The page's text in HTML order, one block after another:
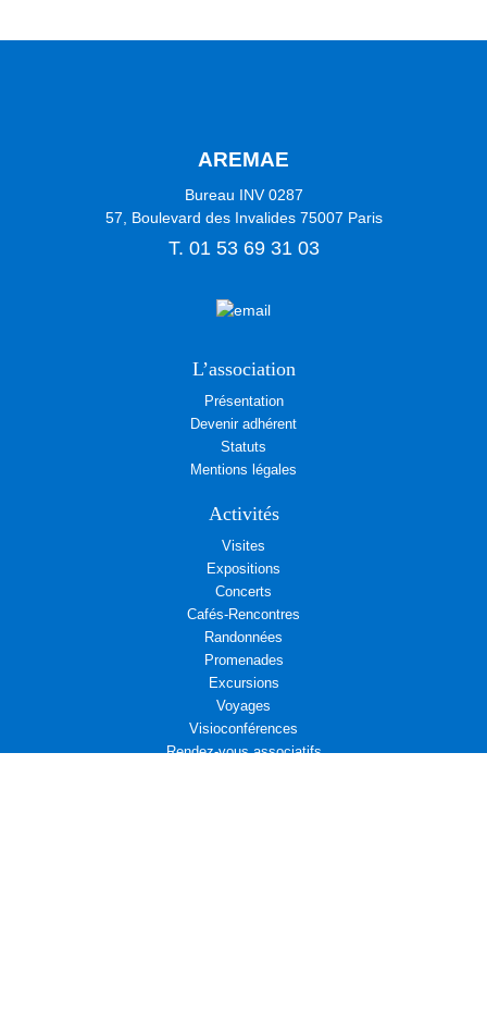
AREMAE
Bureau INV 0287
57, Boulevard des Invalides 75007 Paris
T. 01 53 69 31 03
L’association
Présentation
Devenir adhérent
Statuts
Mentions légales
Activités
Visites
Expositions
Concerts
Cafés-Rencontres
Randonnées
Promenades
Excursions
Voyages
Visioconférences
Rendez-vous associatifs